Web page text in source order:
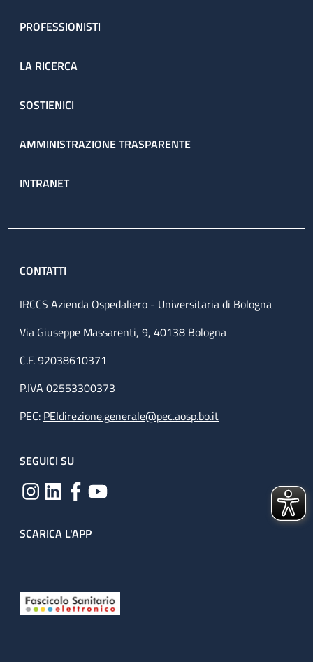
PROFESSIONISTI
LA RICERCA
SOSTIENICI
AMMINISTRAZIONE TRASPARENTE
INTRANET
CONTATTI
IRCCS Azienda Ospedaliero - Universitaria di Bologna
Via Giuseppe Massarenti, 9, 40138 Bologna
C.F. 92038610371
P.IVA 02553300373
PEC: PEIdirezione.generale@pec.aosp.bo.it
SEGUICI SU
SCARICA L'APP